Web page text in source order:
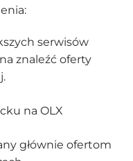
serwisów
znaleźć oferty
na OLX
głównie ofertom